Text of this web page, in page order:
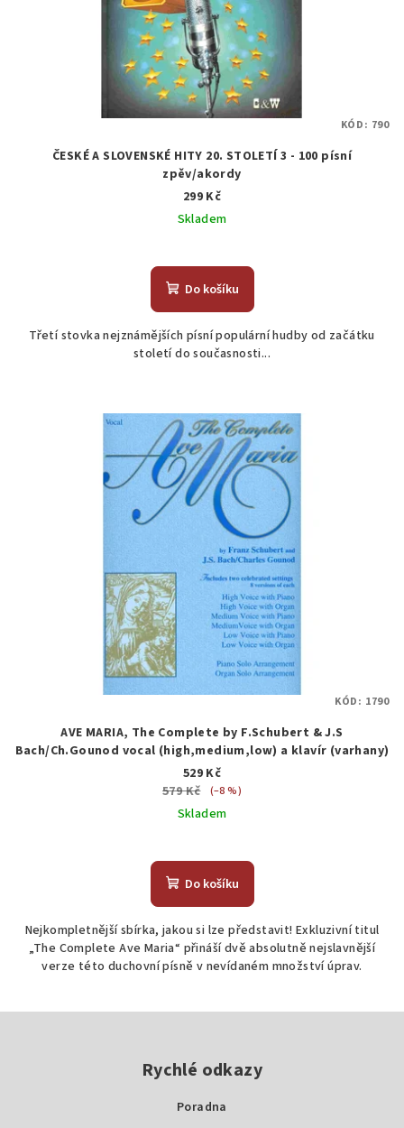
ČESKÉ A SLOVENSKÉ HITY 20. STOLETÍ 3 - 100 písní
zpěv/akordy
299 Kč
Skladem
Do košíku
Třetí stovka nejznámějších písní populární hudby od začátku
století do současnosti...
KÓD: 790
AVE MARIA, The Complete by F.Schubert & J.S
Bach/Ch.Gounod vocal (high,medium,low) a klavír (varhany)
529 Kč
579 Kč
(–8 %)
Skladem
Do košíku
Nejkompletnější sbírka, jakou si lze představit! Exkluzivní titul
„The Complete Ave Maria“ přináší dvě absolutně nejslavnější
verze této duchovní písně v nevídaném množství úprav.
KÓD: 1790
Rychlé odkazy
Poradna